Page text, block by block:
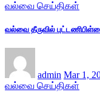
வல்வை செய்திகள்
வல்வை தீருவில்
admin Mar 1,
வல்வை செய்திகள்